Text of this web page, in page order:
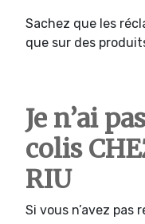
Sachez que les
que sur des
Je n’ai
colis
RIU
Si vous n’avez